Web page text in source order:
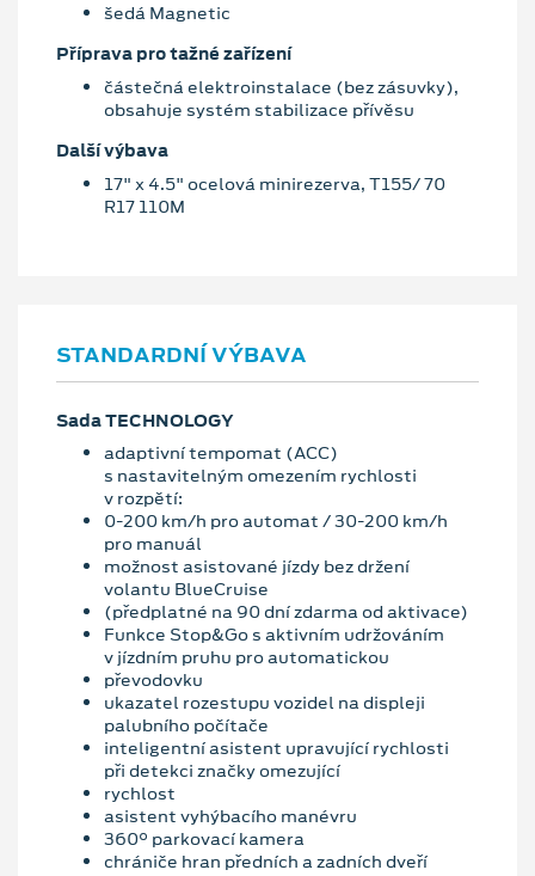
šedá Magnetic
Příprava pro tažné zařízení
částečná elektroinstalace (bez zásuvky),
obsahuje systém stabilizace přívěsu
Další výbava
17" x 4.5" ocelová minirezerva, T155/ 70
R17 110M
STANDARDNÍ VÝBAVA
Sada TECHNOLOGY
adaptivní tempomat (ACC)
s nastavitelným omezením rychlosti
v rozpětí:
0-200 km/h pro automat / 30-200 km/h
pro manuál
možnost asistované jízdy bez držení
volantu BlueCruise
(předplatné na 90 dní zdarma od aktivace)
Funkce Stop&Go s aktivním udržováním
v jízdním pruhu pro automatickou
převodovku
ukazatel rozestupu vozidel na displeji
palubního počítače
inteligentní asistent upravující rychlosti
při detekci značky omezující
rychlost
asistent vyhýbacího manévru
360° parkovací kamera
chrániče hran předních a zadních dveří